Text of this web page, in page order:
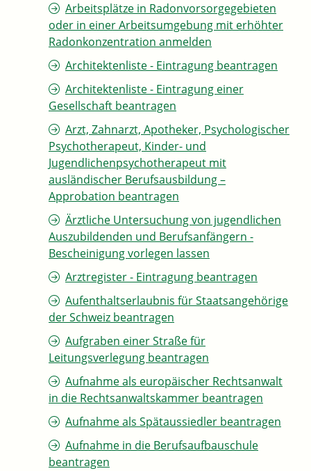
Arbeitsplätze in Radonvorsorgegebieten
oder in einer Arbeitsumgebung mit erhöhter
Radonkonzentration anmelden
Architektenliste - Eintragung beantragen
Architektenliste - Eintragung einer
Gesellschaft beantragen
Arzt, Zahnarzt, Apotheker, Psychologischer
Psychotherapeut, Kinder- und
Jugendlichenpsychotherapeut mit
ausländischer Berufsausbildung –
Approbation beantragen
Ärztliche Untersuchung von jugendlichen
Auszubildenden und Berufsanfängern -
Bescheinigung vorlegen lassen
Arztregister - Eintragung beantragen
Aufenthaltserlaubnis für Staatsangehörige
der Schweiz beantragen
Aufgraben einer Straße für
Leitungsverlegung beantragen
Aufnahme als europäischer Rechtsanwalt
in die Rechtsanwaltskammer beantragen
Aufnahme als Spätaussiedler beantragen
Aufnahme in die Berufsaufbauschule
beantragen